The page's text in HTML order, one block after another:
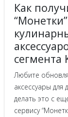
Как
сегмента
Любите
аксессуары
делать это с
сервису